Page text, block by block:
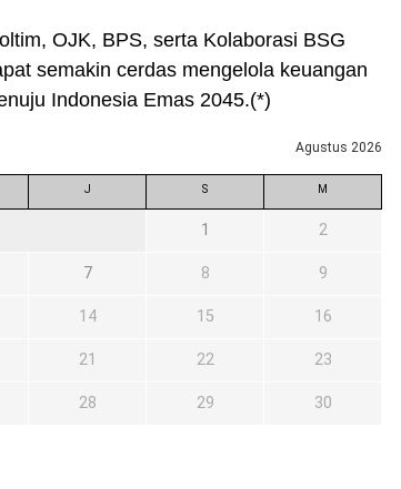
OJK, BPS, serta Kolaborasi BSG
semakin cerdas mengelola keuangan
Indonesia Emas 2045.(*)
Agustus 2026
J S M
1 2
7 8 9
14 15 16
21 22 23
28 29 30